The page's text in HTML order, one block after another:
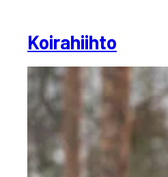
Koirahiihto